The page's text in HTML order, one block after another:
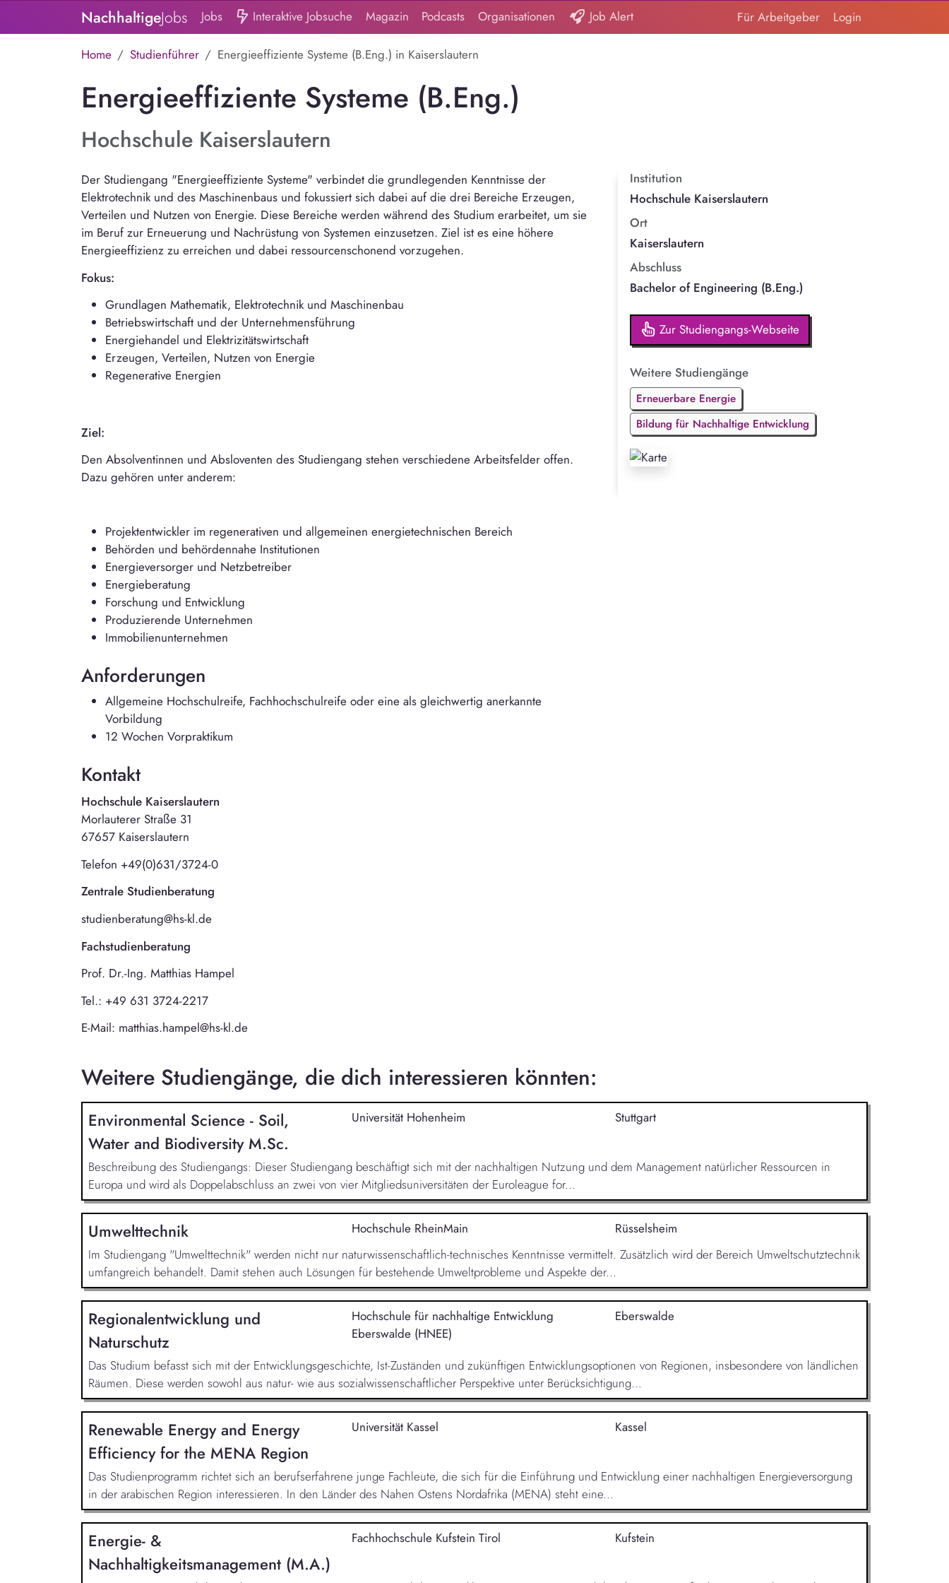
NachhaltigeJobs Jobs Interaktive Jobsuche Magazin Podcasts Organisationen Job Alert Für Arbeitgeber Login
Home Studienführer Energieeffiziente Systeme (B.Eng.) in Kaiserslautern
Energieeffiziente Systeme (B.Eng.)
Hochschule Kaiserslautern
Institution
Hochschule Kaiserslautern
Ort
Kaiserslautern
Abschluss
Bachelor of Engineering (B.Eng.)
Zur Studiengangs-Webseite
Weitere Studiengänge
Erneuerbare Energie
Bildung für Nachhaltige Entwicklung
Der Studiengang "Energieeffiziente Systeme" verbindet die grundlegenden Kenntnisse der
Elektrotechnik und des Maschinenbaus und fokussiert sich dabei auf die drei Bereiche Erzeugen,
Verteilen und Nutzen von Energie. Diese Bereiche werden während des Studium erarbeitet, um sie
im Beruf zur Erneuerung und Nachrüstung von Systemen einzusetzen. Ziel ist es eine höhere
Energieeffizienz zu erreichen und dabei ressourcenschonend vorzugehen.
Fokus:
Grundlagen Mathematik, Elektrotechnik und Maschinenbau
Betriebswirtschaft und der Unternehmensführung
Energiehandel und Elektrizitätswirtschaft
Erzeugen, Verteilen, Nutzen von Energie
Regenerative Energien
Ziel:
Den Absolventinnen und Absloventen des Studiengang stehen verschiedene Arbeitsfelder offen.
Dazu gehören unter anderem:
Projektentwickler im regenerativen und allgemeinen energietechnischen Bereich
Behörden und behördennahe Institutionen
Energieversorger und Netzbetreiber
Energieberatung
Forschung und Entwicklung
Produzierende Unternehmen
Immobilienunternehmen
Anforderungen
Allgemeine Hochschulreife, Fachhochschulreife oder eine als gleichwertig anerkannte
Vorbildung
12 Wochen Vorpraktikum
Kontakt
Hochschule Kaiserslautern
Morlauterer Straße 31
67657 Kaiserslautern
Telefon +49(0)631/3724-0
Zentrale Studienberatung
studienberatung@hs-kl.de
Fachstudienberatung
Prof. Dr.-Ing. Matthias Hampel
Tel.: +49 631 3724-2217
E-Mail: matthias.hampel@hs-kl.de
Weitere Studiengänge, die dich interessieren könnten:
Environmental Science - Soil,
Water and Biodiversity M.Sc.
Universität Hohenheim Stuttgart
Beschreibung des Studiengangs: Dieser Studiengang beschäftigt sich mit der nachhaltigen Nutzung und dem Management natürlicher Ressourcen in
Europa und wird als Doppelabschluss an zwei von vier Mitgliedsuniversitäten der Euroleague for...
Umwelttechnik Hochschule RheinMain
Rüsselsheim
Im Studiengang "Umwelttechnik" werden nicht nur naturwissenschaftlich-technisches Kenntnisse vermittelt. Zusätzlich wird der Bereich Umweltschutztech­nik
umfangreich behandelt. Damit stehen auch Lösungen für bestehende Umweltprobleme und Aspekte der...
Regionalentwicklung und
Naturschutz
Hochschule für nachhaltige Entwicklung
Eberswalde (HNEE)
Eberswalde
Das Studium befasst sich mit der Entwicklungsgeschichte, Ist-Zuständen und zukünftigen Entwicklungsoptionen von Regionen, insbesondere von ländlichen
Räumen. Diese werden sowohl aus natur- wie aus sozialwissenschaftlicher Perspektive unter Berücksichtigung...
Renewable Energy and Energy
Efficiency for the MENA Region
Universität Kassel Kassel
Das Studienprogramm richtet sich an berufserfahrene junge Fachleute, die sich für die Einführung und Entwicklung einer nachhaltigen Energieversorgung
in der arabischen Region interessieren. In den Länder des Nahen Ostens Nordafrika (MENA) steht eine...
Energie- &
Nachhaltigkeitsmanagement (M.A.)
Fachhochschule Kufstein Tirol Kufstein